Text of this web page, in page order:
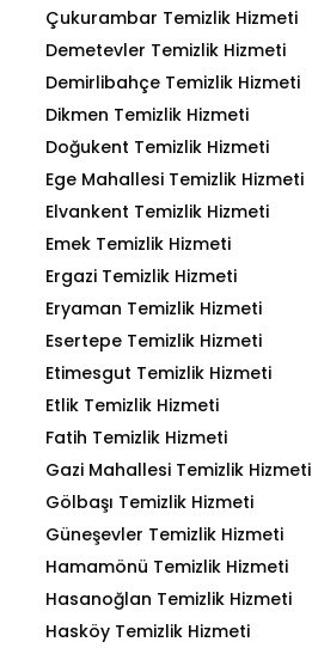
Çukurambar Temizlik Hizmeti
Demetevler Temizlik Hizmeti
Demirlibahçe Temizlik Hizmeti
Dikmen Temizlik Hizmeti
Doğukent Temizlik Hizmeti
Ege Mahallesi Temizlik Hizmeti
Elvankent Temizlik Hizmeti
Emek Temizlik Hizmeti
Ergazi Temizlik Hizmeti
Eryaman Temizlik Hizmeti
Esertepe Temizlik Hizmeti
Etimesgut Temizlik Hizmeti
Etlik Temizlik Hizmeti
Fatih Temizlik Hizmeti
Gazi Mahallesi Temizlik Hizmeti
Gölbaşı Temizlik Hizmeti
Güneşevler Temizlik Hizmeti
Hamamönü Temizlik Hizmeti
Hasanoğlan Temizlik Hizmeti
Hasköy Temizlik Hizmeti